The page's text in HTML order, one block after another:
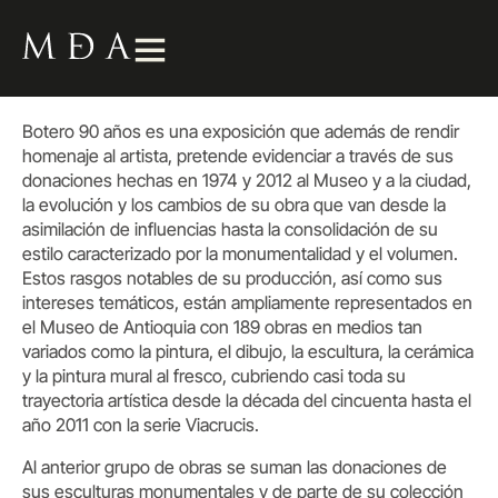
Botero 90 años es una exposición que además de rendir
homenaje al artista, pretende evidenciar a través de sus
donaciones hechas en 1974 y 2012 al Museo y a la ciudad,
la evolución y los cambios de su obra que van desde la
asimilación de influencias hasta la consolidación de su
estilo caracterizado por la monumentalidad y el volumen.
Estos rasgos notables de su producción, así como sus
intereses temáticos, están ampliamente representados en
el Museo de Antioquia con 189 obras en medios tan
variados como la pintura, el dibujo, la escultura, la cerámica
y la pintura mural al fresco, cubriendo casi toda su
trayectoria artística desde la década del cincuenta hasta el
año 2011 con la serie Viacrucis.
Al anterior grupo de obras se suman las donaciones de
sus esculturas monumentales y de parte de su colección